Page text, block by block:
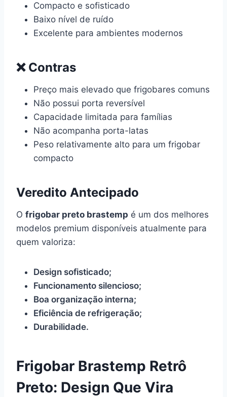
Compacto e sofisticado
Baixo nível de ruído
Excelente para ambientes modernos
❌ Contras
Preço mais elevado que frigobares comuns
Não possui porta reversível
Capacidade limitada para famílias
Não acompanha porta-latas
Peso relativamente alto para um frigobar
compacto
Veredito Antecipado
O frigobar preto brastemp é um dos melhores
modelos premium disponíveis atualmente para
quem valoriza:
Design sofisticado;
Funcionamento silencioso;
Boa organização interna;
Eficiência de refrigeração;
Durabilidade.
Frigobar Brastemp Retrô
Preto: Design Que Vira